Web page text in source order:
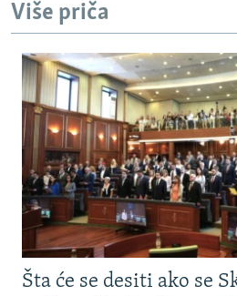
POPLAVE I KLIZIŠTA U BIH 2024.
TV LIBERTY
POST SCRIPTUM
MOJA EVROPA
TRI DECENIJE OD RATA U BIH
SVE KARTE DEJTONA
NASTANAK I RASPAD JUGOSLAVIJE
Sve RFE/RL stranice
Više priča
Šta će se desiti ako se